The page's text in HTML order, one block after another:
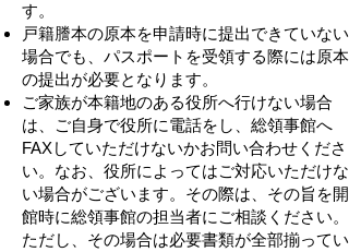
す。
戸籍謄本の原本を申請時に提出できていない
場合でも、パスポートを受領する際には原本
の提出が必要となります。
ご家族が本籍地のある役所へ行けない場合
は、ご自身で役所に電話をし、総領事館へ
FAXしていただけないかお問い合わせくださ
い。なお、役所によってはご対応いただけな
い場合がございます。その際は、その旨を開
館時に総領事館の担当者にご相談ください。
ただし、その場合は必要書類が全部揃ってい